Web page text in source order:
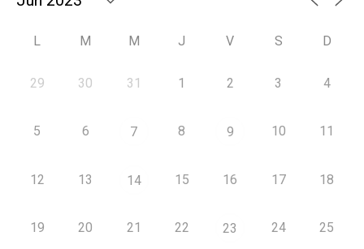
L M M J V S D
29 30 31 1 2 3 4
5 6 7 8 9 10 11
12 13 14 15 16 17 18
19 20 21 22 23 24 25